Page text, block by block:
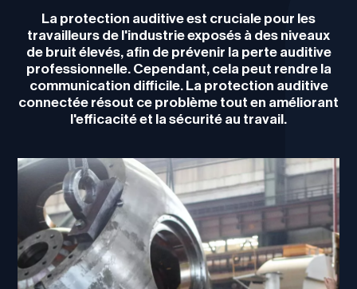
La protection auditive est cruciale pour les
travailleurs de l'industrie exposés à des niveaux
de bruit élevés, afin de prévenir la perte auditive
professionnelle. Cependant, cela peut rendre la
communication difficile. La protection auditive
connectée résout ce problème tout en améliorant
l'efficacité et la sécurité au travail.